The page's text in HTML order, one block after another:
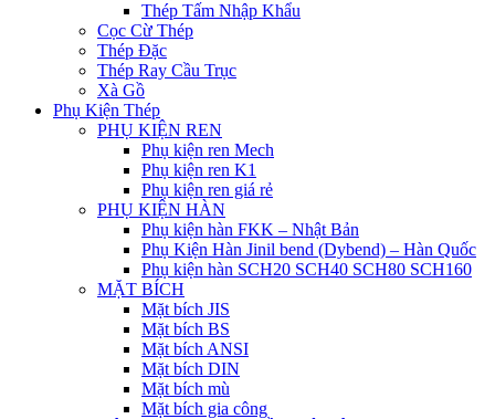
Thép Tấm Nhập Khẩu
Cọc Cừ Thép
Thép Đặc
Thép Ray Cầu Trục
Xà Gồ
Phụ Kiện Thép
PHỤ KIỆN REN
Phụ kiện ren Mech
Phụ kiện ren K1
Phụ kiện ren giá rẻ
PHỤ KIỆN HÀN
Phụ kiện hàn FKK – Nhật Bản
Phụ Kiện Hàn Jinil bend (Dybend) – Hàn Quốc
Phụ kiện hàn SCH20 SCH40 SCH80 SCH160
MẶT BÍCH
Mặt bích JIS
Mặt bích BS
Mặt bích ANSI
Mặt bích DIN
Mặt bích mù
Mặt bích gia công